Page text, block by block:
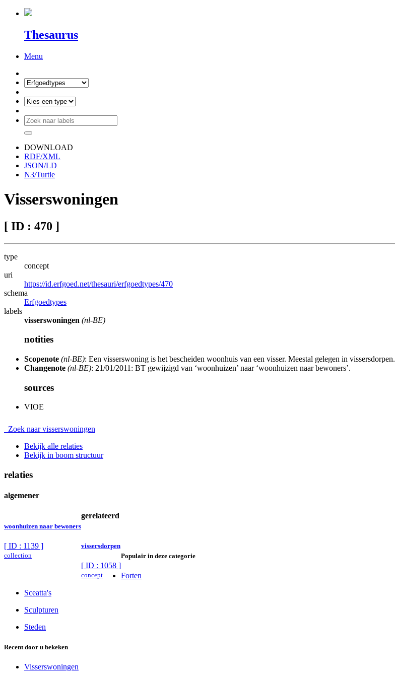
Thesaurus
Menu
DOWNLOAD
RDF/XML
JSON/LD
N3/Turtle
Visserswoningen
[ ID : 470 ]
type
concept
uri
https://id.erfgoed.net/thesauri/erfgoedtypes/470
schema
Erfgoedtypes
labels
visserswoningen (nl-BE)
notities
Scopenote (nl-BE): Een visserswoning is het bescheiden woonhuis van een visser. Meestal gelegen in vissersdorpen.
Changenote (nl-BE): 21/01/2011: BT gewijzigd van ‘woonhuizen’ naar ‘woonhuizen naar bewoners’.
sources
VIOE
Zoek naar visserswoningen
Bekijk alle relaties
Bekijk in boom structuur
relaties
algemener
woonhuizen naar bewoners
[ ID : 1139 ]
collection
gerelateerd
vissersdorpen
[ ID : 1058 ]
concept
Populair in deze categorie
Forten
Sceatta's
Sculpturen
Steden
Recent door u bekeken
Visserswoningen